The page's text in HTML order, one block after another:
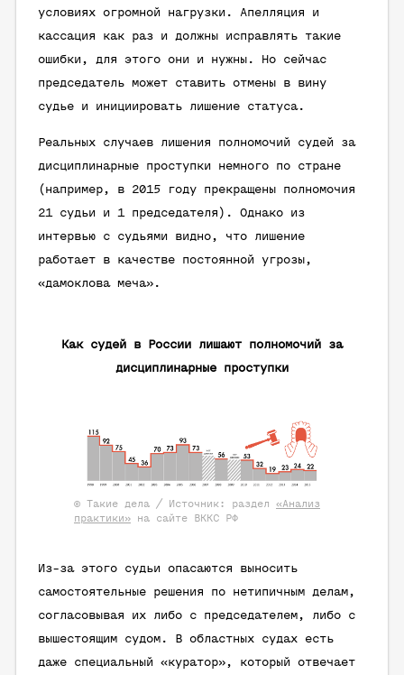
условиях огромной нагрузки. Апелляция и
кассация как раз и должны исправлять такие
ошибки, для этого они и нужны. Но сейчас
председатель может ставить отмены в вину
судье и инициировать лишение статуса.
Реальных случаев лишения полномочий судей за
дисциплинарные проступки немного по стране
(например, в 2015 году прекращены полномочия
21 судьи и 1 председателя). Однако из
интервью с судьями видно, что лишение
работает в качестве постоянной угрозы,
«дамоклова меча».
Как судей в России лишают полномочий за
дисциплинарные проступки
© Такие дела / Источник: раздел «Анализ
практики» на сайте ВККС РФ
Из-за этого судьи опасаются выносить
самостоятельные решения по нетипичным делам,
согласовывая их либо с председателем, либо с
вышестоящим судом. В областных судах есть
даже специальный «куратор», который отвечает